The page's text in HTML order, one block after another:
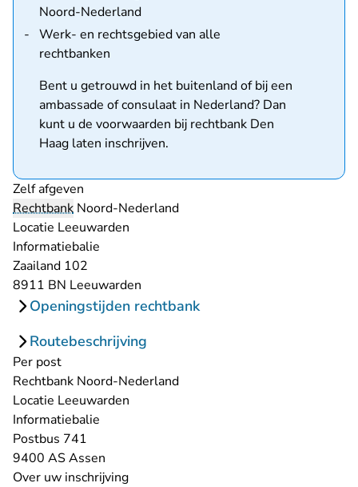
Noord-Nederland
Werk- en rechtsgebied van alle
rechtbanken
Bent u getrouwd in het buitenland of bij een
ambassade of consulaat in Nederland? Dan
kunt u de voorwaarden bij rechtbank Den
Haag laten inschrijven.
Zelf afgeven
Rechtbank Noord-Nederland
Locatie Leeuwarden
Informatiebalie
Zaailand 102
8911 BN Leeuwarden
Openingstijden rechtbank
Routebeschrijving
Per post
Rechtbank Noord-Nederland
Locatie Leeuwarden
Informatiebalie
Postbus 741
9400 AS Assen
Over uw inschrijving